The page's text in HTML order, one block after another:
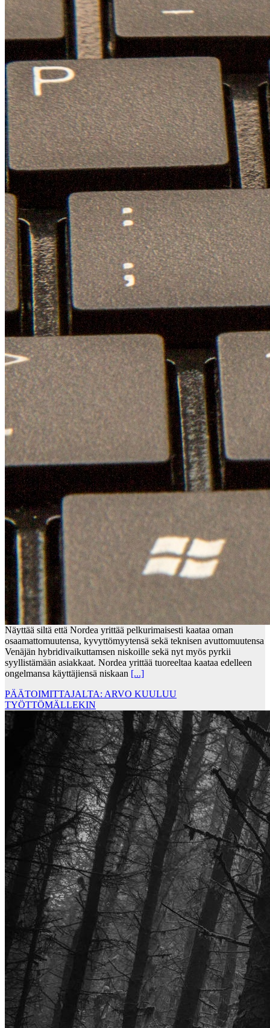
Näyttää siltä että Nordea yrittää pelkurimaisesti kaataa oman
osaamattomuutensa, kyvyttömyytensä sekä teknisen avuttomuutensa
Venäjän hybridivaikuttamsen niskoille sekä nyt myös pyrkii
syyllistämään asiakkaat. Nordea yrittää tuoreeltaa kaataa edelleen
ongelmansa käyttäjiensä niskaan [...]
PÄÄTOIMITTAJALTA: ARVO KUULUU
TYÖTTÖMÄLLEKIN